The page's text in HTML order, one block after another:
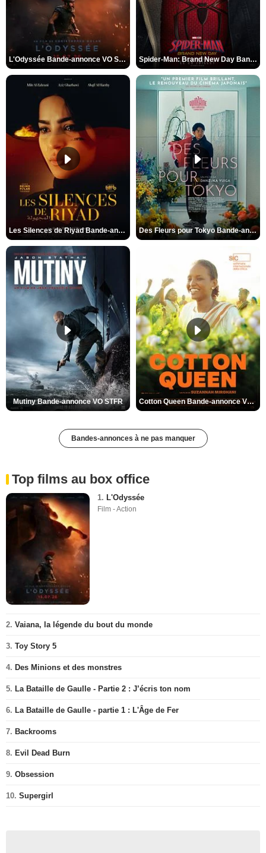
Nord
Paris
Pas-de-Calais
Puy-de-Dôme
Pyrénées Atlantiques
Pyrénées-Orientales
Réunion
Saône-et-Loire
Sarthe
Savoie
Seine-et-Marne
Seine-Maritime
Somme
St Pierre et Miquelon
Tarn
Tarn-et-Garonne
Territoire de Belfort
Var
Vaucluse
Vendée
Vienne
L'Odyssée Bande-annonce VO STFR Spider-Man: Brand New Day Bande-annonce VO STFR
Les Silences de Riyad Bande-annonce VO STFR Des Fleurs pour Tokyo Bande-annonce VO STFR
Mutiny Bande-annonce VO STFR Cotton Queen Bande-annonce VO STFR
Bandes-annonces à ne pas manquer
Top films au box office
1. L'Odyssée
Film - Action
2. Vaiana, la légende du bout du monde
3. Toy Story 5
4. Des Minions et des monstres
5. La Bataille de Gaulle - Partie 2 : J’écris ton nom
6. La Bataille de Gaulle - partie 1 : L'Âge de Fer
7. Backrooms
8. Evil Dead Burn
9. Obsession
10. Supergirl